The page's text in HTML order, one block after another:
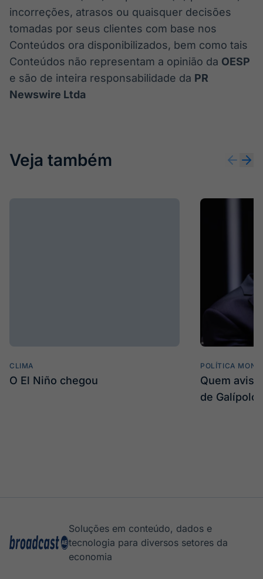
incorreções, atrasos ou quaisquer decisões
tomadas por seus clientes com base nos
Conteúdos ora disponibilizados, bem como tais
Conteúdos não representam a opinião da OESP
e são de inteira responsabilidade da PR
Newswire Ltda
Veja também
CLIMA
O El Niño chegou
POLÍTICA
Quem
de Galípolo
Soluções em conteúdo, dados e
tecnologia para diversos setores da
economia